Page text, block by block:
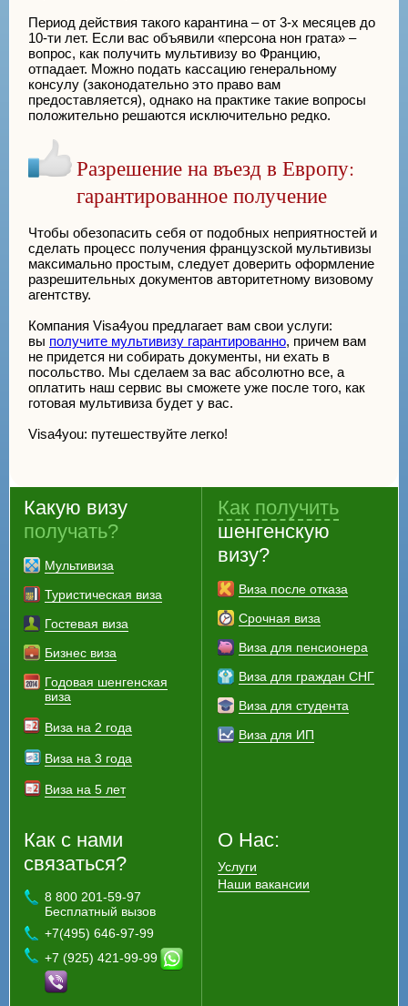
Период действия такого карантина – от 3-х месяцев до
10-ти лет. Если вас объявили «персона нон грата» –
вопрос, как получить мультивизу во Францию,
отпадает. Можно подать кассацию генеральному
консулу (законодательно это право вам
предоставляется), однако на практике такие вопросы
положительно решаются исключительно редко.
Разрешение на въезд в Европу:
гарантированное получение
Чтобы обезопасить себя от подобных неприятностей и
сделать процесс получения французской мультивизы
максимально простым, следует доверить оформление
разрешительных документов авторитетному визовому
агентству.
Компания Visa4you предлагает вам свои услуги:
вы получите мультивизу гарантированно, причем вам
не придется ни собирать документы, ни ехать в
посольство. Мы сделаем за вас абсолютно все, а
оплатить наш сервис вы сможете уже после того, как
готовая мультивиза будет у вас.
Visa4you: путешествуйте легко!
Какую визу
получать?
Мультивиза
Туристическая виза
Гостевая виза
Бизнес виза
Годовая шенгенская
виза
Виза на 2 года
Виза на 3 года
Виза на 5 лет
Как получить
шенгенскую
визу?
Виза после отказа
Срочная виза
Виза для пенсионера
Виза для граждан СНГ
Виза для студента
Виза для ИП
Как с нами
связаться?
8 800 201-59-97
Бесплатный вызов
+7(495) 646-97-99
+7 (925) 421-99-99
О Нас:
Услуги
Наши вакансии